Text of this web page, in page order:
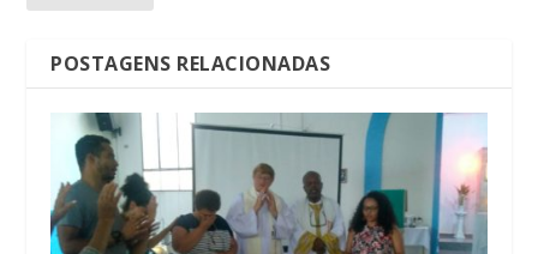
POSTAGENS RELACIONADAS